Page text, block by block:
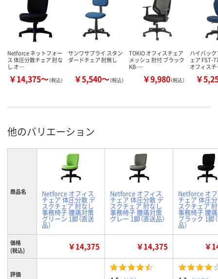
Netforce ネットフォー
ス 体圧分散チェア 肘な
し オ…
￥14,375～（税込）
サンワサプライ スタン
ダードチェア 肘無し
￥5,540～（税込）
TOKIO オフィスチェア
メッシュ 肘付 ブラック
KB-…
￥9,980（税込）
ハイバッ
ェア FST-
オフィス
￥
他のバリエーション
商品名 Netforce オフィス
チェア 体圧分散 デ
スクチェア 肘なし
事務椅子 腰痛対策
グリーン 1脚（直送
品）
Netforce オフィス
チェア 体圧分散 デ
スクチェア 肘なし
事務椅子 腰痛対策
グレー 1脚（直送品）
Netforce オ
チェア 体圧
スクチェア
事務椅子 腰
ブラック 1脚
品）
価格
(税込)
￥14,375 ￥14,375 ￥
評価